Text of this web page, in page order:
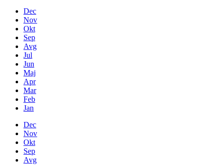
Dec
Nov
Okt
Sep
Avg
Jul
Jun
Maj
Apr
Mar
Feb
Jan
Dec
Nov
Okt
Sep
Avg